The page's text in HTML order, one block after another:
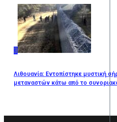
3
Λιθουανία: Εντοπίστηκε μυστική
μεταναστών κάτω από το